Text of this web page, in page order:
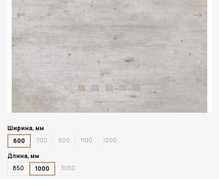
Ширина, мм
600
700 800 1100
1200
Длина, мм
850
1000
3050